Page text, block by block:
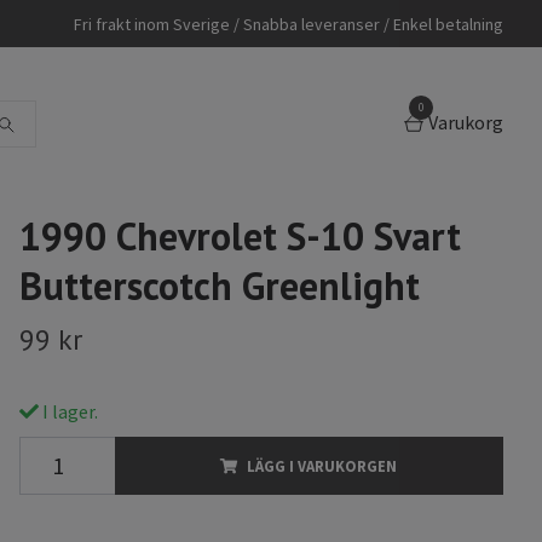
Fri frakt inom Sverige / Snabba leveranser / Enkel betalning
0
Varukorg
1990 Chevrolet S-10 Svart
Butterscotch Greenlight
99 kr
I lager.
LÄGG I VARUKORGEN